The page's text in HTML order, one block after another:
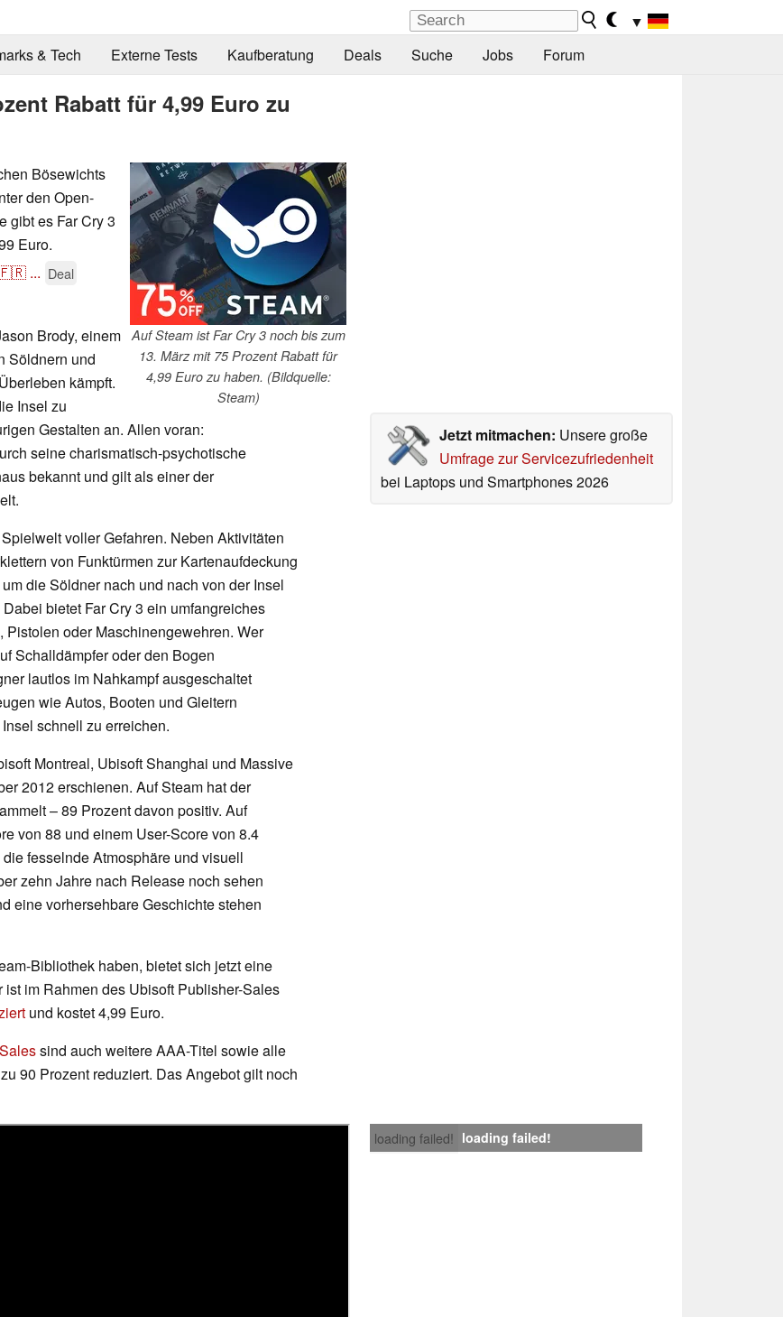
▼
& Tech Externe Tests Kaufberatung Deals Suche Jobs Forum
Rabatt für 4,99 Euro zu
Auf Steam ist Far Cry 3 noch bis zum
13. März mit 75 Prozent Rabatt für
4,99 Euro zu haben. (Bildquelle:
Steam)
Bösewichts
den Open-
gibt es Far Cry 3
Euro.
... Deal
Jetzt mitmachen: Unsere große
Umfrage zur Servicezufriedenheit
bei Laptops und Smartphones 2026
Brody, einem
Söldnern und
kämpft.
Insel zu
Gestalten an. Allen voran:
seine charismatisch-psychotische
bekannt und gilt als einer der
voller Gefahren. Neben Aktivitäten
von Funktürmen zur Kartenaufdeckung
die Söldner nach und nach von der Insel
bietet Far Cry 3 ein umfangreiches
oder Maschinengewehren. Wer
Schalldämpfer oder den Bogen
lautlos im Nahkampf ausgeschaltet
wie Autos, Booten und Gleitern
schnell zu erreichen.
Montreal, Ubisoft Shanghai und Massive
2012 erschienen. Auf Steam hat der
– 89 Prozent davon positiv. Auf
von 88 und einem User-Score von 8.4
fesselnde Atmosphäre und visuell
zehn Jahre nach Release noch sehen
eine vorhersehbare Geschichte stehen
Bibliothek haben, bietet sich jetzt eine
im Rahmen des Ubisoft Publisher-Sales
und kostet 4,99 Euro.
sind auch weitere AAA-Titel sowie alle
90 Prozent reduziert. Das Angebot gilt noch
loading failed! loading failed!